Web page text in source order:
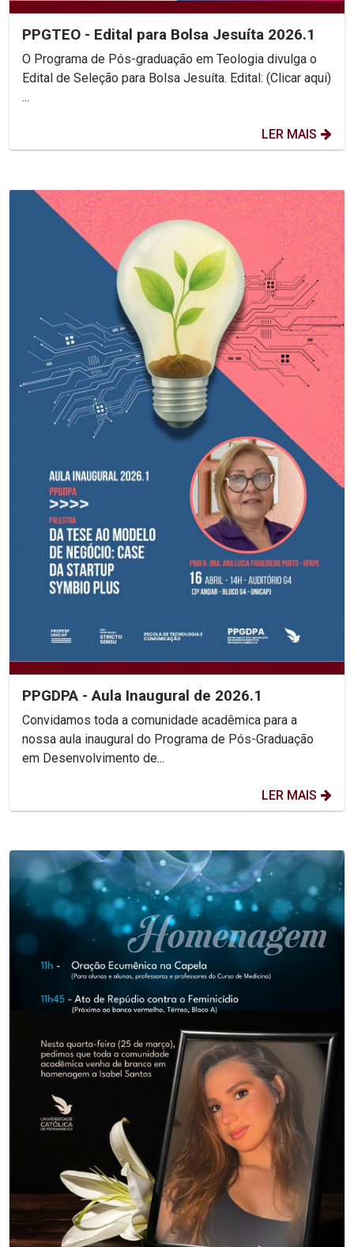
PPGTEO - Edital para Bolsa Jesuíta 2026.1
O Programa de Pós-graduação em Teologia divulga o
Edital de Seleção para Bolsa Jesuíta. Edital: (Clicar aqui)
...
LER MAIS
PPGDPA - Aula Inaugural de 2026.1
Convidamos toda a comunidade acadêmica para a
nossa aula inaugural do Programa de Pós-Graduação
em Desenvolvimento de...
LER MAIS